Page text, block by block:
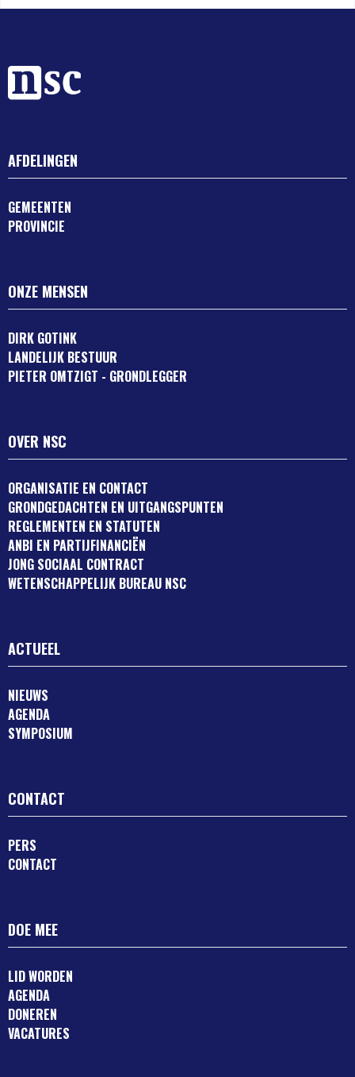
AFDELINGEN
GEMEENTEN
PROVINCIE
ONZE MENSEN
DIRK GOTINK
LANDELIJK BESTUUR
PIETER OMTZIGT - GRONDLEGGER
OVER NSC
ORGANISATIE EN CONTACT
GRONDGEDACHTEN EN UITGANGSPUNTEN
REGLEMENTEN EN STATUTEN
ANBI EN PARTIJFINANCIËN
JONG SOCIAAL CONTRACT
WETENSCHAPPELIJK BUREAU NSC
ACTUEEL
NIEUWS
AGENDA
SYMPOSIUM
CONTACT
PERS
CONTACT
DOE MEE
LID WORDEN
AGENDA
DONEREN
VACATURES